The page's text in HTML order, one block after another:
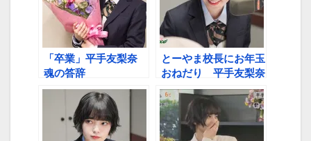
「卒業」平手友梨奈
魂の答辞
とーやま校長にお年玉
おねだり 平手友梨奈